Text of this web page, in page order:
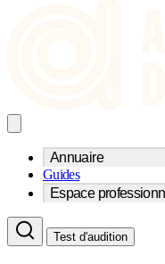
Annuaire
Trouvez un
Centre
Médecins ORL
Guides
Espace
Acteurs et services
Fournisseurs
Test d'audition